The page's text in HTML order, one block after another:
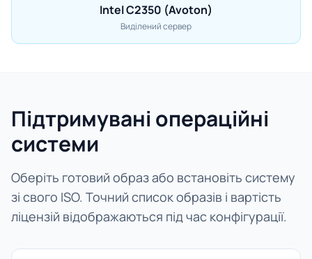
Intel C2350 (Avoton)
Виділений сервер
Підтримувані операційні
системи
Оберіть готовий образ або встановіть систему
зі свого ISO. Точний список образів і вартість
ліцензій відображаються під час конфігурації.